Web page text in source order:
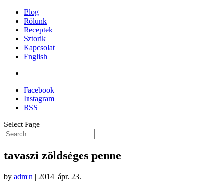
Blog
Rólunk
Receptek
Sztorik
Kapcsolat
English
Facebook
Instagram
RSS
Select Page
tavaszi zöldséges penne
by admin | 2014. ápr. 23.